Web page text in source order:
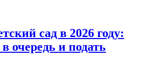
сад в 2026 году:
очередь и подать